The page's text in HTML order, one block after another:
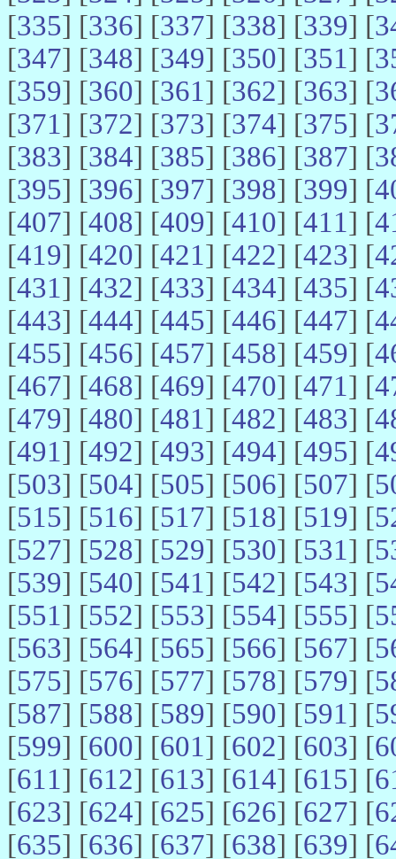
[335] [336] [337] [338] [339] [
[347] [348] [349] [350] [351] [
[359] [360] [361] [362] [363] [
[371] [372] [373] [374] [375] [
[383] [384] [385] [386] [387] [
[395] [396] [397] [398] [399] [
[407] [408] [409] [410] [411] [
[419] [420] [421] [422] [423] [
[431] [432] [433] [434] [435] [
[443] [444] [445] [446] [447] [
[455] [456] [457] [458] [459] [
[467] [468] [469] [470] [471] [
[479] [480] [481] [482] [483] [
[491] [492] [493] [494] [495] [
[503] [504] [505] [506] [507] [
[515] [516] [517] [518] [519] [
[527] [528] [529] [530] [531] [
[539] [540] [541] [542] [543] [
[551] [552] [553] [554] [555] [
[563] [564] [565] [566] [567] [
[575] [576] [577] [578] [579] [
[587] [588] [589] [590] [591] [
[599] [600] [601] [602] [603] [
[611] [612] [613] [614] [615] [
[623] [624] [625] [626] [627] [
[635] [636] [637] [638] [639] [